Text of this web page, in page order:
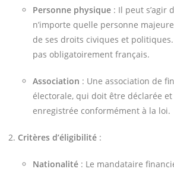
Personne physique : Il peut s’agir
n’importe quelle personne
de ses droits civiques et politiques.
pas obligatoirement français.
Association : Une association de
électorale, qui doit être déclarée et
enregistrée conformément à la loi.
Critères d’éligibilité :
Nationalité : Le mandataire